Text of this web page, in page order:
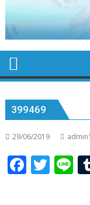
399469
29/06/2019 admin1
F T Li